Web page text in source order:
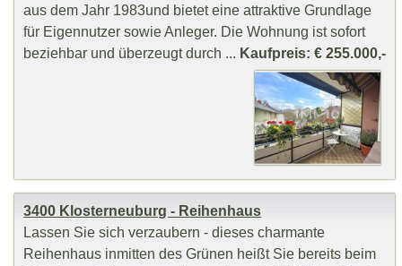
aus dem Jahr 1983und bietet eine attraktive Grundlage
für Eigennutzer sowie Anleger. Die Wohnung ist sofort
beziehbar und überzeugt durch ... Kaufpreis: € 255.000,-
3400 Klosterneuburg - Reihenhaus
Lassen Sie sich verzaubern - dieses charmante
Reihenhaus inmitten des Grünen heißt Sie bereits beim